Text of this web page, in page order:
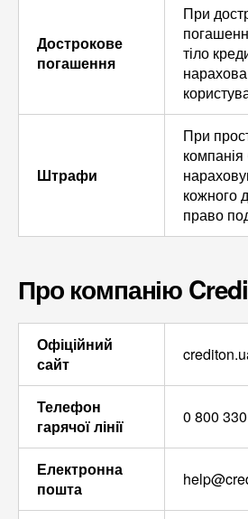
Дострокове
погашення
При
тіло
Штрафи
При
кожного
право
Про компанію
Офіційний
сайт
Телефон
гарячої лінії
0 800
Електронна
пошта